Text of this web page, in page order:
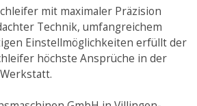
mit maximaler Präzision
Technik, umfangreichem
Einstellmöglichkeiten erfüllt der
höchste Ansprüche in der